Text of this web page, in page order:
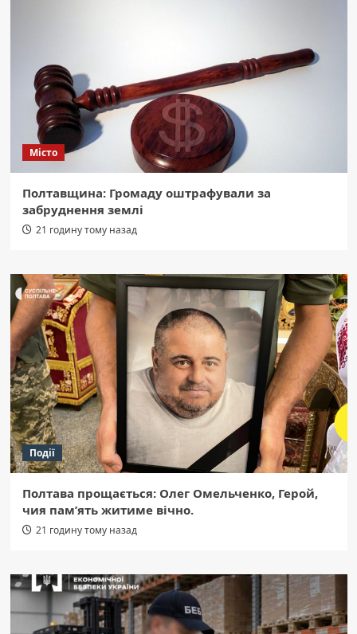
Місто
Полтавщина: Громаду оштрафували за
забруднення землі
21 годину тому назад
Події
Полтава прощається: Олег Омельченко, Герой,
чия пам’ять житиме вічно.
21 годину тому назад